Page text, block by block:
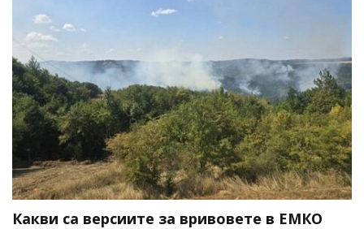
Какви са версиите за вривовете в ЕМКО